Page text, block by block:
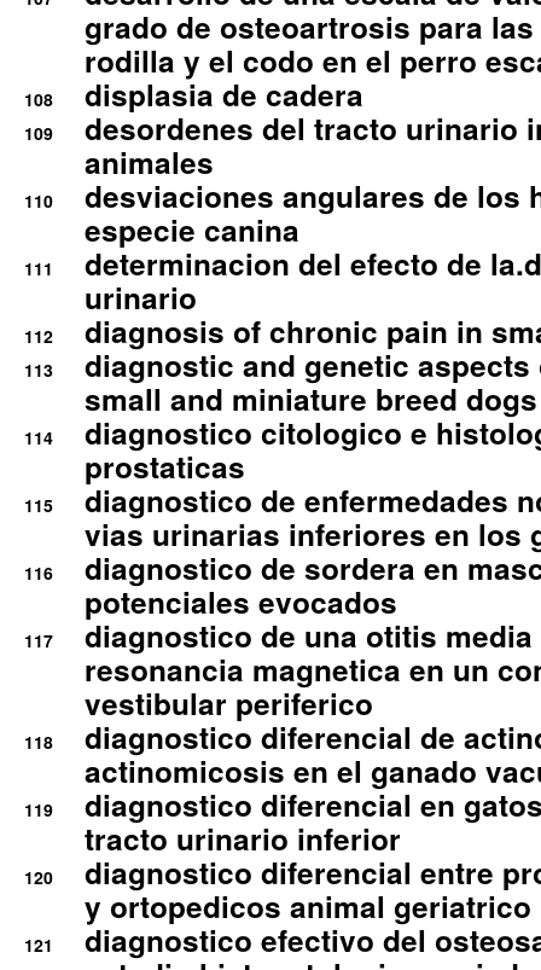
grado de osteoartrosis para
rodilla y el codo en el perro
108 displasia de cadera
109
desordenes del tracto urinario
animales
110
desviaciones angulares de los
especie canina
111
determinacion del efecto de
urinario
112 diagnosis of chronic pain in
113
diagnostic and genetic
small and miniature breed
114
diagnostico citologico e
prostaticas
115
diagnostico de enfermedades
vias urinarias inferiores en los
116
diagnostico de sordera en
potenciales evocados
117
diagnostico de una otitis
resonancia magnetica en un
vestibular periferico
118
diagnostico diferencial de
actinomicosis en el ganado
119
diagnostico diferencial en
tracto urinario inferior
120
diagnostico diferencial entre
y ortopedicos animal geriatrico
121
diagnostico efectivo del